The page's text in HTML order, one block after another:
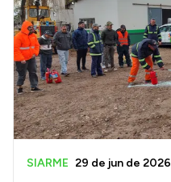
SIARME 29 de jun de 2026